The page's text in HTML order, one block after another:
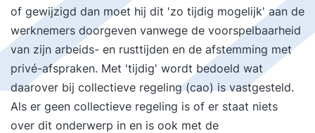
of gewijzigd dan moet hij dit 'zo tijdig mogelijk' aan de
werknemers doorgeven vanwege de voorspelbaarheid
van zijn arbeids- en rusttijden en de afstemming met
privé-afspraken. Met 'tijdig' wordt bedoeld wat
daarover bij collectieve regeling (cao) is vastgesteld.
Als er geen collectieve regeling is of er staat niets
over dit onderwerp in en is ook met de